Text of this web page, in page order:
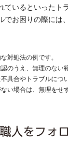
ているといったト
でお困りの際には
対処法の例です。
のうえ、無理のない
具合やトラブルにつ
い場合は、無理をせ